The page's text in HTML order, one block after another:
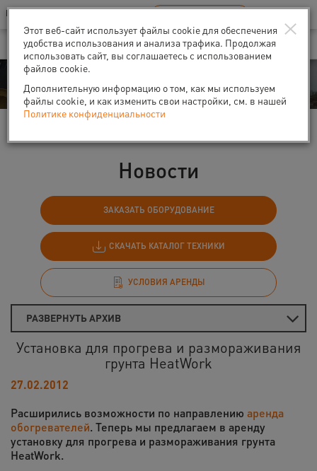
Ваш город:Санкт-Петербург
В Вашем регионе нет наших офисов RU EN
События
Новости
ЗАКАЗАТЬ ОБОРУДОВАНИЕ
СКАЧАТЬ КАТАЛОГ ТЕХНИКИ
УСЛОВИЯ АРЕНДЫ
РАЗВЕРНУТЬ АРХИВ
Установка для прогрева и размораживания
грунта HeatWork
27.02.2012
Расширились возможности по направлению аренда
обогревателей. Теперь мы предлагаем в аренду
установку для прогрева и размораживания грунта
HeatWork.
×
Этот веб-сайт использует файлы cookie для обеспечения
удобства использования и анализа трафика. Продолжая
использовать сайт, вы соглашаетесь с использованием
файлов cookie.
Дополнительную информацию о том, как мы используем
файлы cookie, и как изменить свои настройки, см. в нашей
Политике конфиденциальности